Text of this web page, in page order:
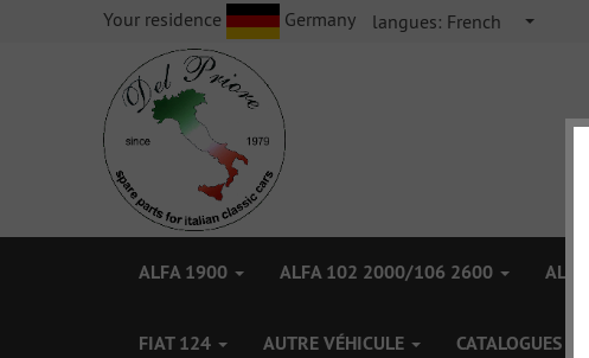
Your residence Germany langues: French
ALFA 1900 ALFA 102 2000/106 2600
FIAT 124 AUTRE VÉHICULE CATALOGUES